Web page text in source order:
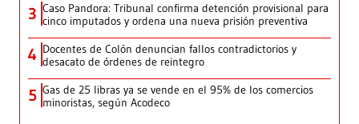
3 Caso Pandora: Tribunal confirma detención provisional para
cinco imputados y ordena una nueva prisión preventiva
4 Docentes de Colón denuncian fallos contradictorios y
desacato de órdenes de reintegro
5 Gas de 25 libras ya se vende en el 95% de los comercios
minoristas, según Acodeco